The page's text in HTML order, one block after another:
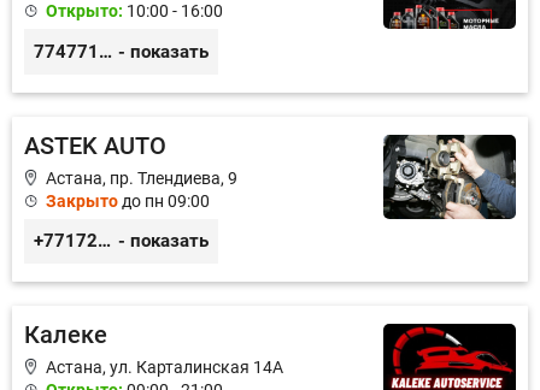
Открыто: 10:00 - 16:00
77477104703 - показать
ASTEK AUTO
Астана, пр. Тлендиева, 9
Закрыто до пн 09:00
+77172944444 - показать
Калеке
Астана, ул. Карталинская 14А